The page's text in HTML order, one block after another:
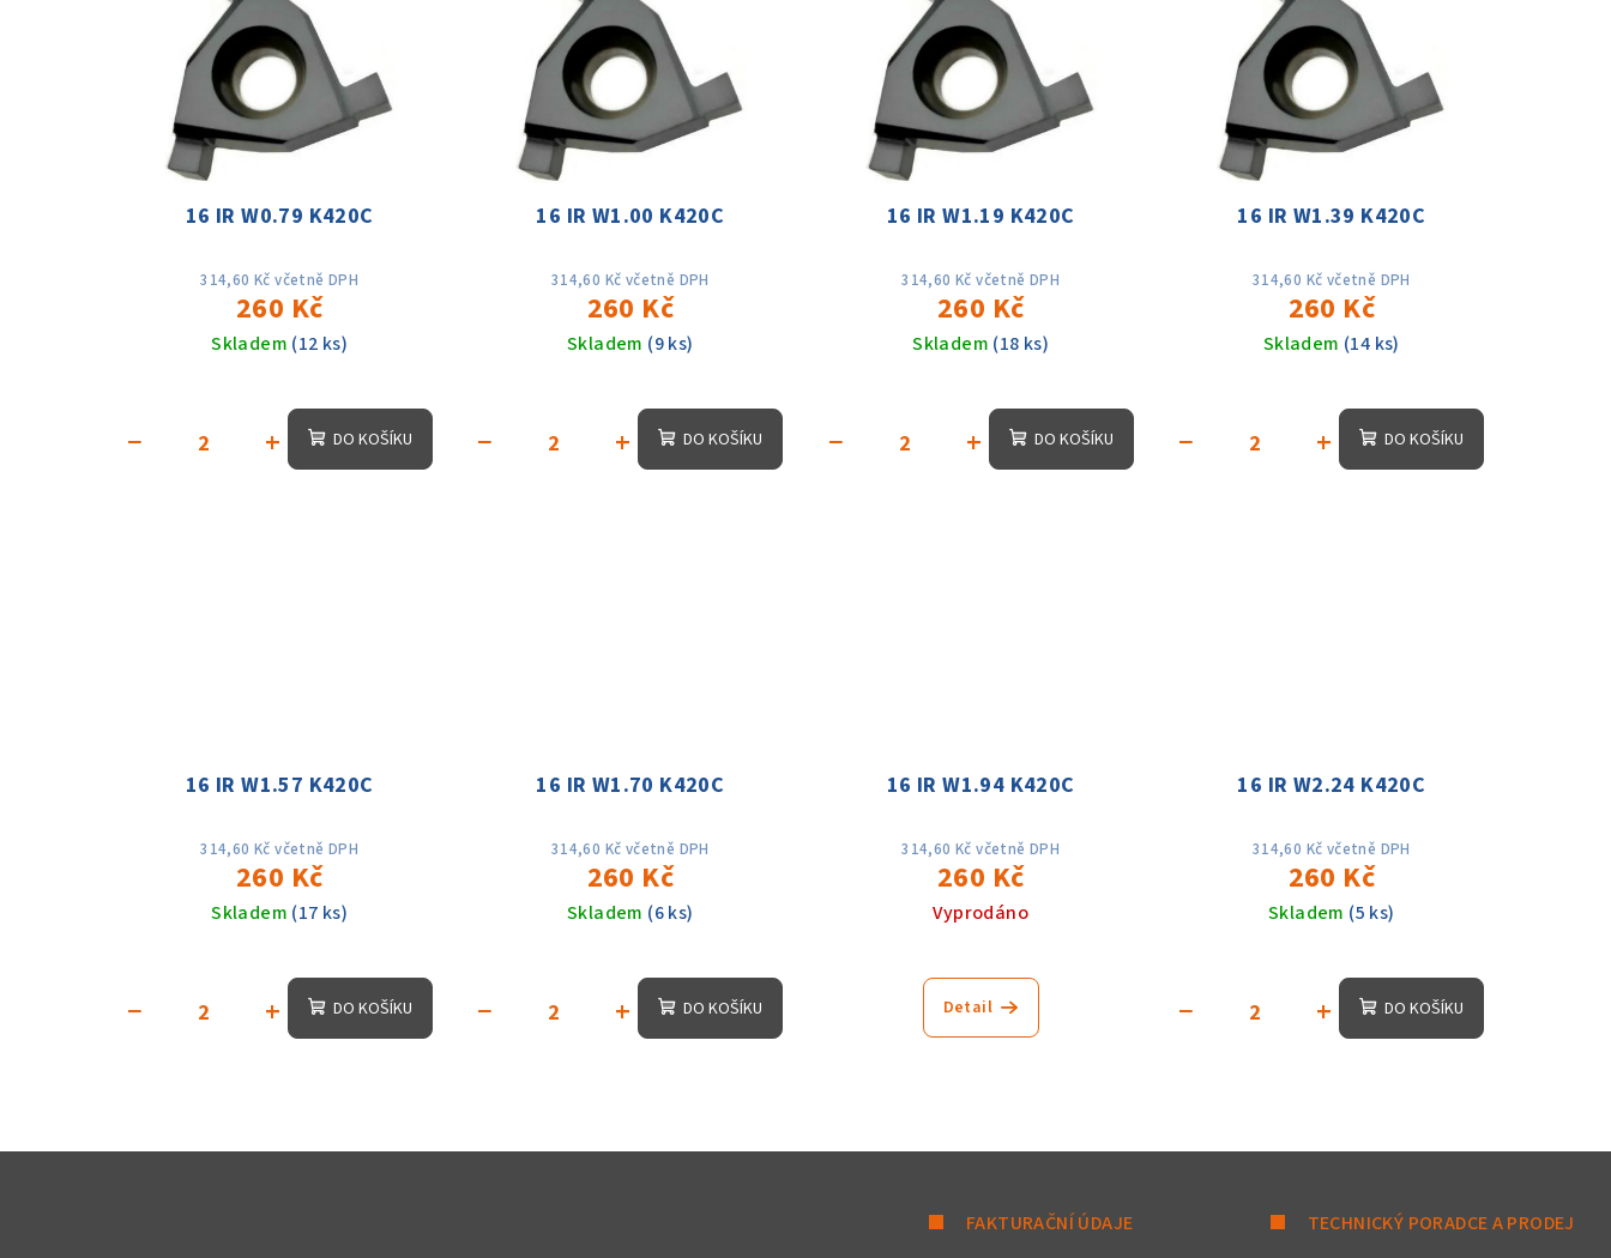
16 IR W0.79 K420C
314,60 Kč včetně DPH
260 Kč
Skladem (12 ks)
+
− DO KOŠÍKU
16 IR W1.00 K420C
314,60 Kč včetně DPH
260 Kč
Skladem (9 ks)
+
− DO KOŠÍKU
16 IR W1.19 K420C
314,60 Kč včetně DPH
260 Kč
Skladem (18 ks)
+
− DO KOŠÍKU
16 IR W1.39 K420C
314,60 Kč včetně DPH
260 Kč
Skladem (14 ks)
+
− DO KOŠÍKU
16 IR W1.57 K420C
314,60 Kč včetně DPH
260 Kč
Skladem (17 ks)
+
− DO KOŠÍKU
16 IR W1.70 K420C
314,60 Kč včetně DPH
260 Kč
Skladem (6 ks)
+
− DO KOŠÍKU
16 IR W1.94 K420C
314,60 Kč včetně DPH
260 Kč
Vyprodáno
Detail
16 IR W2.24 K420C
314,60 Kč včetně DPH
260 Kč
Skladem (5 ks)
+
− DO KOŠÍKU
FAKTURAČNÍ ÚDAJE TECHNICKÝ PORADCE A PRODEJ